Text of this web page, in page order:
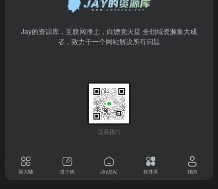
Jay的资源库，互联网净土，白嫖党天堂 全领域资源集大成
者，致力于一个网站解决所有问题
联系我们
新大陆 投个稿 Jay总站 软件库 我的